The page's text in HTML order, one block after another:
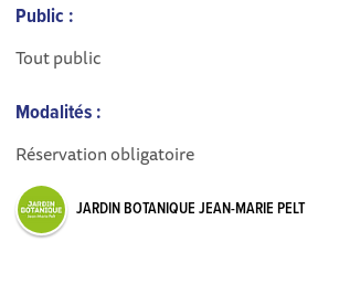
Public :
Tout public
Modalités :
Réservation obligatoire
JARDIN BOTANIQUE JEAN-MARIE PELT